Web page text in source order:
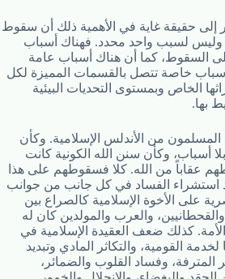
إلى حقيقة غاية في الأهمية ذلك أن سقوط
وليس لسبب واحد محدد. فهناك أسباب
السقوط، كما أن هناك أسباب عامة
خاصة تتصل بالقسمات المميزة لكل
الخاص وبمستوى التحديات البيئية
بها.
من الأندلس الإسلامية. وكأن
أسباب، وكأن سنن الله الكونية كانت
عقاباً من الله. كلا فسقوطهم على هذا
استشراء الفساد في كل جانب من جوانب
على الأخوة الإسلامية كالصراع بين
والقحطانيين، والعرب والمولدين كان له
كذلك ضعف العقيدة الإسلامية في
القومية، والتكاثر المادي وتبديد
المترفة، وفساد القلوب والضمائر،